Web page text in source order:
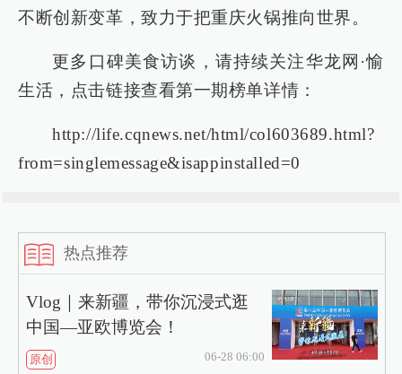
不断创新变革，致力于把重庆火锅推向世界。
更多口碑美食访谈，请持续关注华龙网·愉
生活，点击链接查看第一期榜单详情：
http://life.cqnews.net/html/col603689.html?
from=singlemessage&isappinstalled=0
热点推荐
Vlog｜来新疆，带你沉浸式逛
中国—亚欧博览会！
原创 06-28 06:00